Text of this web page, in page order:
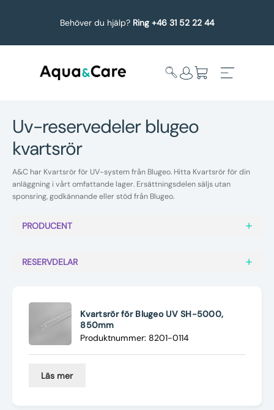
Behöver du hjälp? Ring +46 31 52 22 44
Köp reservdelar
Underhållstips
Kontakt
uv-reservedeler blugeo
kvartsrör
A&C har Kvartsrör för UV-system från Blugeo. Hitta Kvartsrör för din
anläggning i vårt omfattande lager. Ersättningsdelen säljs utan
sponsring, godkännande eller stöd från Blugeo.
PRODUCENT
RESERVDELAR
Kvartsrör för Blugeo UV SH-5000,
850mm
Produktnummer: 8201-0114
Läs mer